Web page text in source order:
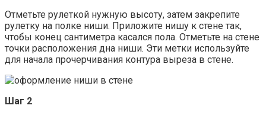
Отметьте рулеткой нужную высоту, затем закрепите
рулетку на полке ниши. Приложите нишу к стене так,
чтобы конец сантиметра касался пола. Отметьте на стене
точки расположения дна ниши. Эти метки используйте
для начала прочерчивания контура выреза в стене.
Шаг 2